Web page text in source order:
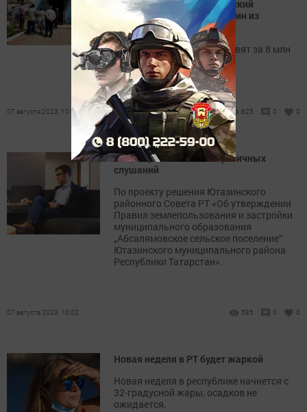
располагается Бугульминский
краеведческий музей — один из
старейших в республике.
Историческое здание обновят за 8 млн
рублей
07 августа 2023, 10:19 825 0 0
Оповещение о начале публичных
слушаний
По проекту решения Ютазинского
районного Совета РТ «Об утверждении
Правил землепользования и застройки
муниципального образования
„Абсалямовское сельское поселение“
Ютазинского муниципального района
Республики Татарстан».
07 августа 2023, 10:02 585 0 0
Новая неделя в РТ будет жаркой
Новая неделя в республике начнется с
32-градусной жары, осадков не
ожидается.